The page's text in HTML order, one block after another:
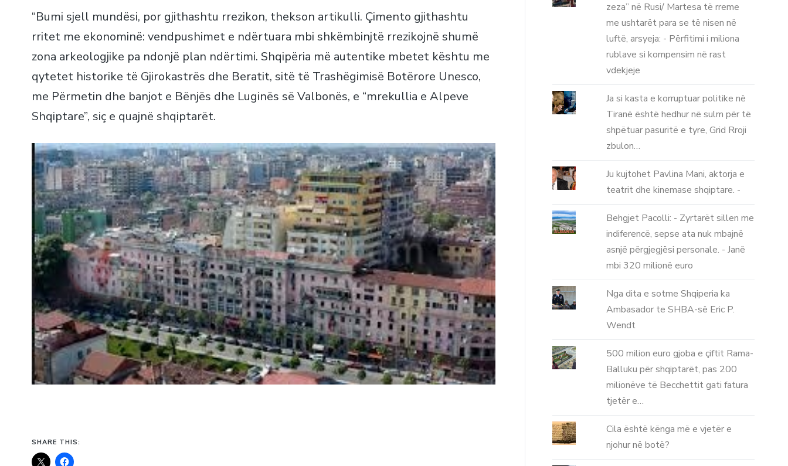
“Bumi sjell mundësi, por gjithashtu rrezikon, thekson artikulli. Çimento gjithashtu
rritet me ekonominë: vendpushimet e ndërtuara mbi shkëmbinjtë rrezikojnë shumë
zona arkeologjike pa ndonjë plan ndërtimi. Shqipëria më autentike mbetet kështu me
qytetet historike të Gjirokastrës dhe Beratit, sitë të Trashëgimisë Botërore Unesco,
me Përmetin dhe banjot e Bënjës dhe Luginës së Valbonës, e “mrekullia e Alpeve
Shqiptare”, siç e quajnë shqiptarët.
SHARE THIS:
zeza” në Rusi/ Martesa të rreme
me ushtarët para se të nisen në
luftë, arsyeja: - Përfitimi i miliona
rublave si kompensim në rast
vdekjeje
Ja si kasta e korruptuar politike në
Tiranë është hedhur në sulm për të
shpëtuar pasuritë e tyre, Grid Rroji
zbulon…
Ju kujtohet Pavlina Mani, aktorja e
teatrit dhe kinemase shqiptare. -
Behgjet Pacolli: - Zyrtarët sillen me
indiferencë, sepse ata nuk mbajnë
asnjë përgjegjësi personale. - Janë
mbi 320 milionë euro
Nga dita e sotme Shqiperia ka
Ambasador te SHBA-së Eric P.
Wendt
500 milion euro gjoba e çiftit Rama-
Balluku për shqiptarët, pas 200
milionëve të Becchettit gati fatura
tjetër e…
Cila është kënga më e vjetër e
njohur në botë?